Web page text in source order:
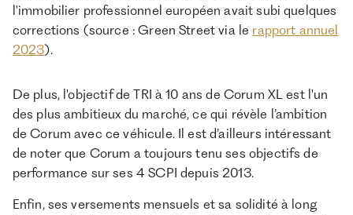
l'immobilier professionnel européen avait subi quelques
corrections (source : Green Street via le rapport annuel
2023).
De plus, l'objectif de TRI à 10 ans de Corum XL est l'un
des plus ambitieux du marché, ce qui révèle l’ambition
de Corum avec ce véhicule. Il est d’ailleurs intéressant
de noter que Corum a toujours tenu ses objectifs de
performance sur ses 4 SCPI depuis 2013.
Enfin, ses versements mensuels et sa solidité à long